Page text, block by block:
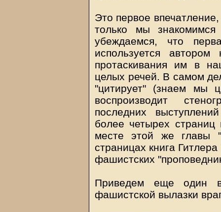
Это первое
только мы
убеждаемся, что
используется
протаскивания им в
целых речей. В самом
"цитирует" (знаем мы
воспроизводит
последних
более четырех
месте этой же главы
страницах книга
фашистских
Приведем еще один
фашистской вылазки